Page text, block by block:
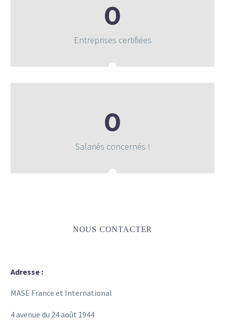
0
Entreprises certifiées
0
Salariés concernés !
NOUS CONTACTER
Adresse :
MASE France et International
4 avenue du 24 août 1944